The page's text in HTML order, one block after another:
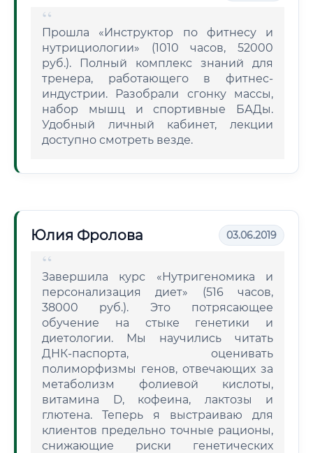
Прошла «Инструктор по фитнесу и
нутрициологии» (1010 часов, 52000
руб.). Полный комплекс знаний для
тренера, работающего в фитнес-
индустрии. Разобрали сгонку массы,
набор мышц и спортивные БАДы.
Удобный личный кабинет, лекции
доступно смотреть везде.
Юлия Фролова 03.06.2019
Завершила курс «Нутригеномика и
персонализация диет» (516 часов,
38000 руб.). Это потрясающее
обучение на стыке генетики и
диетологии. Мы научились читать
ДНК-паспорта, оценивать
полиморфизмы генов, отвечающих за
метаболизм фолиевой кислоты,
витамина D, кофеина, лактозы и
глютена. Теперь я выстраиваю для
клиентов предельно точные рационы,
снижающие риски генетических